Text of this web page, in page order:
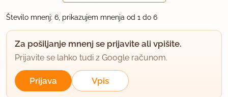
proxima
26.9.2014 ob 11:33
Jaz bi ji še najrajši rekla relish, ampak pravega
Število mnenj: 6, prikazujem mnenja od 1 do 6
Za pošiljanje mnenj se prijavite ali vpišite.
Prijavite se lahko tudi z Google računom.
Prijava Vpis